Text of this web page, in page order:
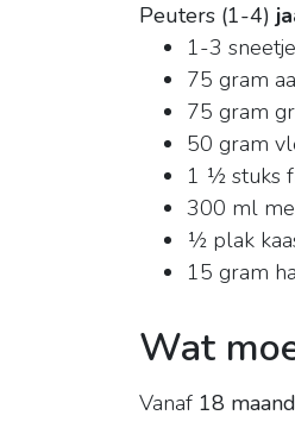
Peuters (1-4)
1-3
75 gram
75 gram
50 gram
1 ½ stuks
300 ml
½ plak
15 gram
Wat
Vanaf 18